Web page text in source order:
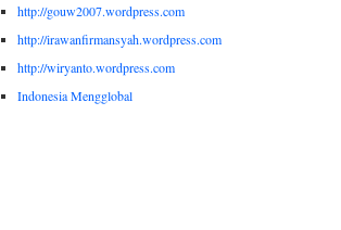
http://gouw2007.wordpress.com
http://irawanfirmansyah.wordpress.com
http://wiryanto.wordpress.com
Indonesia Mengglobal